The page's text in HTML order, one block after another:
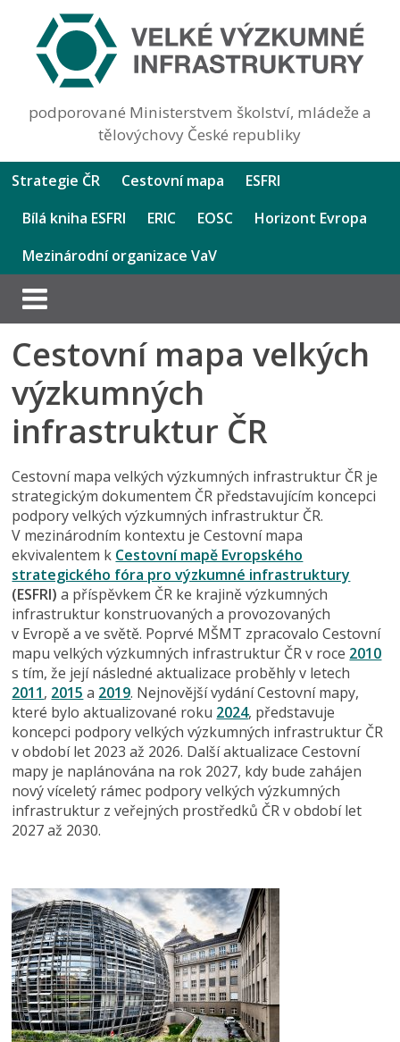
podporované Ministerstvem školství, mládeže a
tělovýchovy České republiky
Strategie ČR Cestovní mapa
ESFRI
Bílá kniha ESFRI
ERIC EOSC
Horizont Evropa
Mezinárodní organizace VaV
Cestovní mapa velkých
výzkumných
infrastruktur ČR
Cestovní mapa velkých výzkumných infrastruktur ČR je
strategickým dokumentem ČR představujícím koncepci
podpory velkých výzkumných infrastruktur ČR.
V mezinárodním kontextu je Cestovní mapa
ekvivalentem k Cestovní mapě Evropského
strategického fóra pro výzkumné infrastruktury
(ESFRI) a příspěvkem ČR ke krajině výzkumných
infrastruktur konstruovaných a provozovaných
v Evropě a ve světě. Poprvé MŠMT zpracovalo Cestovní
mapu velkých výzkumných infrastruktur ČR v roce 2010
s tím, že její následné aktualizace proběhly v letech
2011, 2015 a 2019. Nejnovější vydání Cestovní mapy,
které bylo aktualizované roku 2024, představuje
koncepci podpory velkých výzkumných infrastruktur ČR
v období let 2023 až 2026. Další aktualizace Cestovní
mapy je naplánována na rok 2027, kdy bude zahájen
nový víceletý rámec podpory velkých výzkumných
infrastruktur z veřejných prostředků ČR v období let
2027 až 2030.